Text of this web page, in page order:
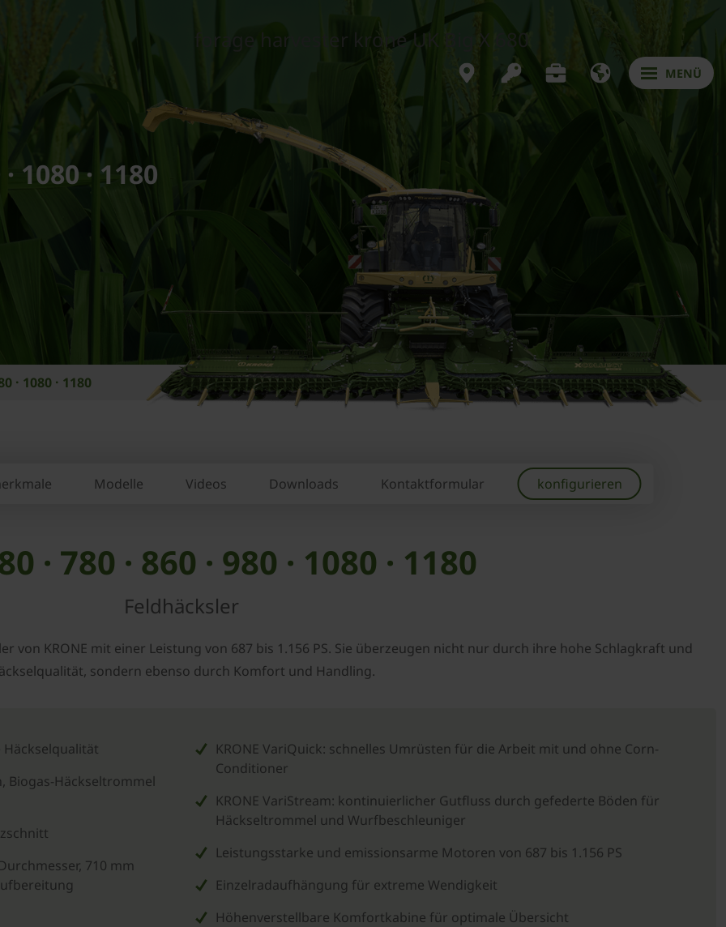
MENÜ
1080 · 1180
forage harvester krone UK Big X 680
· 1080 · 1180
Modelle Videos Downloads Kontaktformular konfigurieren
· 780 · 860 · 980 · 1080 · 1180
Feldhäcksler
von ­KRONE mit einer Leistung von 687 bis 1.156 PS. Sie überzeugen nicht nur durch ihre hohe Schlagkraft und
sondern ebenso durch Komfort und Handling.
Biogas-Häckseltrommel
710 mm
­KRONE VariQuick: schnelles Umrüsten für die Arbeit mit und ohne Corn-
Conditioner
­KRONE VariStream: kontinuierlicher Gutfluss durch gefederte Böden für
Häckseltrommel und Wurfbeschleuniger
Leistungsstarke und emissionsarme Motoren von 687 bis 1.156 PS
Einzelradaufhängung für extreme Wendigkeit
Höhenverstellbare Komfortkabine für optimale Übersicht